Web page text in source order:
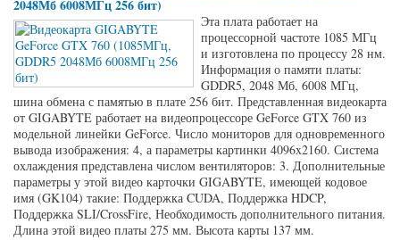
2048Мб 6008МГц 256 бит)
Эта плата работает на
процессорной частоте 1085 МГц
и изготовлена по процессу 28 нм.
Информация о памяти платы:
GDDR5, 2048 Мб, 6008 МГц,
шина обмена с памятью в плате 256 бит. Представленная видеокарта
от GIGABYTE работает на видеопроцессоре GeForce GTX 760 из
модельной линейки GeForce. Число мониторов для одновременного
вывода изображения: 4, а параметры картинки 4096x2160. Система
охлаждения представлена числом вентиляторов: 3. Дополнительные
параметры у этой видео карточки GIGABYTE, имеющей кодовое
имя (GK104) такие: Поддержка CUDA, Поддержка HDCP,
Поддержка SLI/CrossFire, Необходимость дополнительного питания.
Длина этой видео платы 275 мм. Высота карты 137 мм.